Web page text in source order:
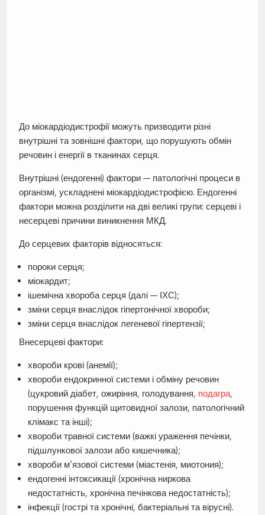
До міокардіодистрофії можуть призводити різні
внутрішні та зовнішні фактори, що порушують обмін
речовин і енергії в тканинах серця.
Внутрішні (ендогенні) фактори — патологічні процеси в
організмі, ускладнені міокардіодистрофією. Ендогенні
фактори можна розділити на дві великі групи: серцеві і
несерцеві причини виникнення МКД.
До серцевих факторів відносяться:
пороки серця;
міокардит;
ішемічна хвороба серця (далі — ІХС);
зміни серця внаслідок гіпертонічної хвороби;
зміни серця внаслідок легеневої гіпертензії;
Внесерцеві фактори:
хвороби крові (анемії);
хвороби ендокринної системи і обміну речовин
(цукровий діабет, ожиріння, голодування, подагра,
порушення функцій щитовидної залози, патологічний
клімакс та інші);
хвороби травної системи (важкі ураження печінки,
підшлункової залози або кишечника);
хвороби м’язової системи (міастенія, миотония);
ендогенні інтоксикації (хронічна ниркова
недостатність, хронічна печінкова недостатність);
інфекції (гострі та хронічні, бактеріальні та вірусні).